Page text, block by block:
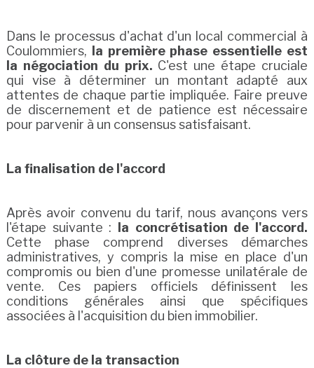
Dans le processus d'achat d'un local commercial à
Coulommiers,
la première phase essentielle est
la négociation du prix. C'est une étape cruciale
qui vise à déterminer un montant adapté aux
attentes de chaque partie impliquée. Faire preuve
de discernement et de patience est nécessaire
pour parvenir à un consensus satisfaisant.
La finalisation de l'accord
Après avoir convenu du tarif, nous avançons vers
l'étape suivante :
la concrétisation de l'accord.
Cette phase comprend diverses démarches
administratives, y compris la mise en place d'un
compromis ou bien d'une promesse unilatérale de
vente. Ces papiers officiels définissent les
conditions générales ainsi que spécifiques
associées à l'acquisition du bien immobilier.
La clôture de la transaction